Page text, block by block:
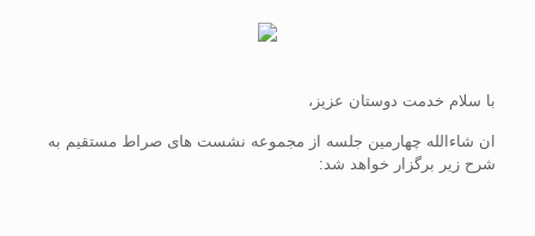
با سلام خدمت دوستان عزیز،
ان شاءالله چهارمین جلسه از مجموعه نشست های صراط مستقیم به
شرح زیر برگزار خواهد شد: